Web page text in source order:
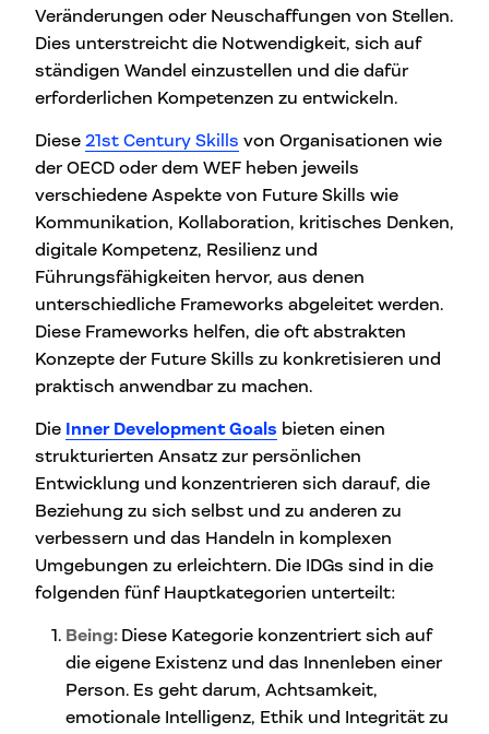
Veränderungen oder Neuschaffungen von Stellen.
Dies unterstreicht die Notwendigkeit, sich auf
ständigen Wandel einzustellen und die dafür
erforderlichen Kompetenzen zu entwickeln.
Diese 21st Century Skills von Organisationen wie
der OECD oder dem WEF heben jeweils
verschiedene Aspekte von Future Skills wie
Kommunikation, Kollaboration, kritisches Denken,
digitale Kompetenz, Resilienz und
Führungsfähigkeiten hervor, aus denen
unterschiedliche Frameworks abgeleitet werden.
Diese Frameworks helfen, die oft abstrakten
Konzepte der Future Skills zu konkretisieren und
praktisch anwendbar zu machen.
Die Inner Development Goals bieten einen
strukturierten Ansatz zur persönlichen
Entwicklung und konzentrieren sich darauf, die
Beziehung zu sich selbst und zu anderen zu
verbessern und das Handeln in komplexen
Umgebungen zu erleichtern. Die IDGs sind in die
folgenden fünf Hauptkategorien unterteilt:
Being: Diese Kategorie konzentriert sich auf
die eigene Existenz und das Innenleben einer
Person. Es geht darum, Achtsamkeit,
emotionale Intelligenz, Ethik und Integrität zu